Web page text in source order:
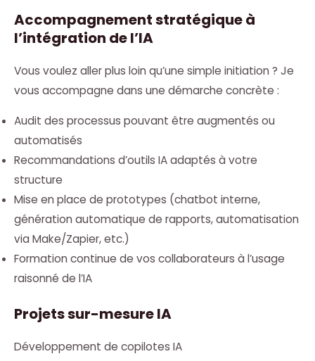
Accompagnement stratégique à
l’intégration de l’IA
Vous voulez aller plus loin qu’une simple initiation ? Je
vous accompagne dans une démarche concrète :
Audit des processus pouvant être augmentés ou
automatisés
Recommandations d’outils IA adaptés à votre
structure
Mise en place de prototypes (chatbot interne,
génération automatique de rapports, automatisation
via Make/Zapier, etc.)
Formation continue de vos collaborateurs à l’usage
raisonné de l’IA
Projets sur-mesure IA
Développement de copilotes IA